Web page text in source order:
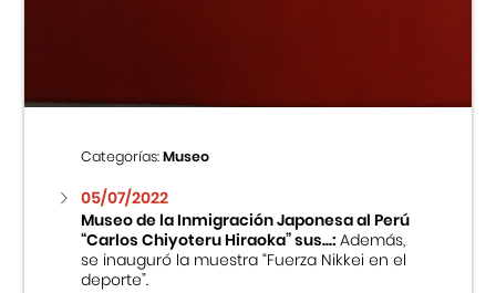
Cursos
Museo de la Inmigración Japonesa
Fondo Editorial
Teatro Peruano Japonés
Categorías:Museo
05/07/2022
Museo de la Inmigración Japonesa al Perú
“Carlos Chiyoteru Hiraoka” sus...:Además,
se inauguró la muestra “Fuerza Nikkei en el
deporte”.